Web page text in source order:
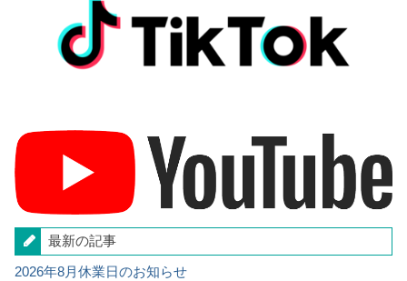
最新の記事
2026年8月休業日のお知らせ